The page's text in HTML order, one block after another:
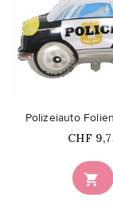
favorite_border

Polizeiauto
Price
CHF